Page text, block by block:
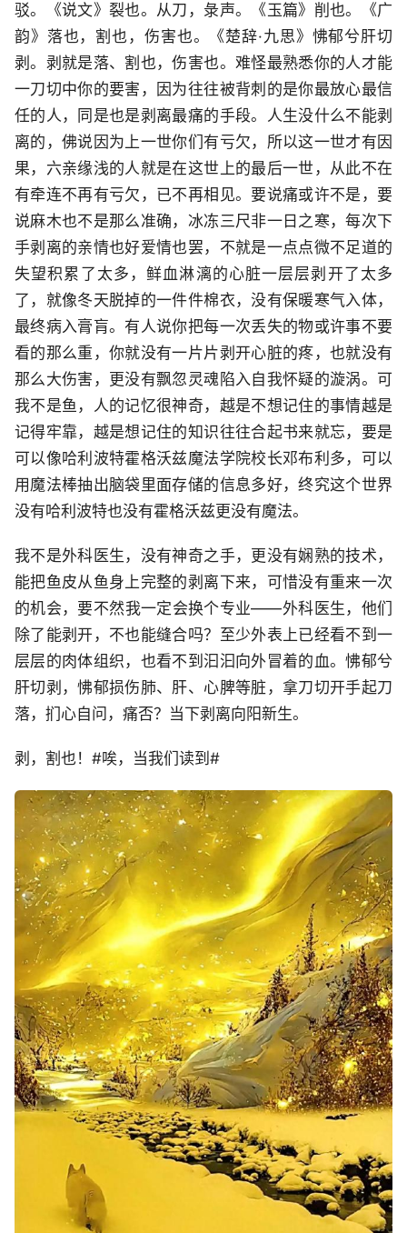
驳。《说文》裂也。从刀，彔声。《玉篇》削也。《广
韵》落也，割也，伤害也。《楚辞·九思》怫郁兮肝切
剥。剥就是落、割也，伤害也。难怪最熟悉你的人才能
一刀切中你的要害，因为往往被背刺的是你最放心最信
任的人，同是也是剥离最痛的手段。人生没什么不能剥
离的，佛说因为上一世你们有亏欠，所以这一世才有因
果，六亲缘浅的人就是在这世上的最后一世，从此不在
有牵连不再有亏欠，已不再相见。要说痛或许不是，要
说麻木也不是那么准确，冰冻三尺非一日之寒，每次下
手剥离的亲情也好爱情也罢，不就是一点点微不足道的
失望积累了太多，鲜血淋漓的心脏一层层剥开了太多
了，就像冬天脱掉的一件件棉衣，没有保暖寒气入体，
最终病入膏肓。有人说你把每一次丢失的物或许事不要
看的那么重，你就没有一片片剥开心脏的疼，也就没有
那么大伤害，更没有飘忽灵魂陷入自我怀疑的漩涡。可
我不是鱼，人的记忆很神奇，越是不想记住的事情越是
记得牢靠，越是想记住的知识往往合起书来就忘，要是
可以像哈利波特霍格沃兹魔法学院校长邓布利多，可以
用魔法棒抽出脑袋里面存储的信息多好，终究这个世界
没有哈利波特也没有霍格沃兹更没有魔法。
我不是外科医生，没有神奇之手，更没有娴熟的技术，
能把鱼皮从鱼身上完整的剥离下来，可惜没有重来一次
的机会，要不然我一定会换个专业——外科医生，他们
除了能剥开，不也能缝合吗？至少外表上已经看不到一
层层的肉体组织，也看不到汩汩向外冒着的血。怫郁兮
肝切剥，怫郁损伤肺、肝、心脾等脏，拿刀切开手起刀
落，扪心自问，痛否？当下剥离向阳新生。
剥，割也！#唉，当我们读到#